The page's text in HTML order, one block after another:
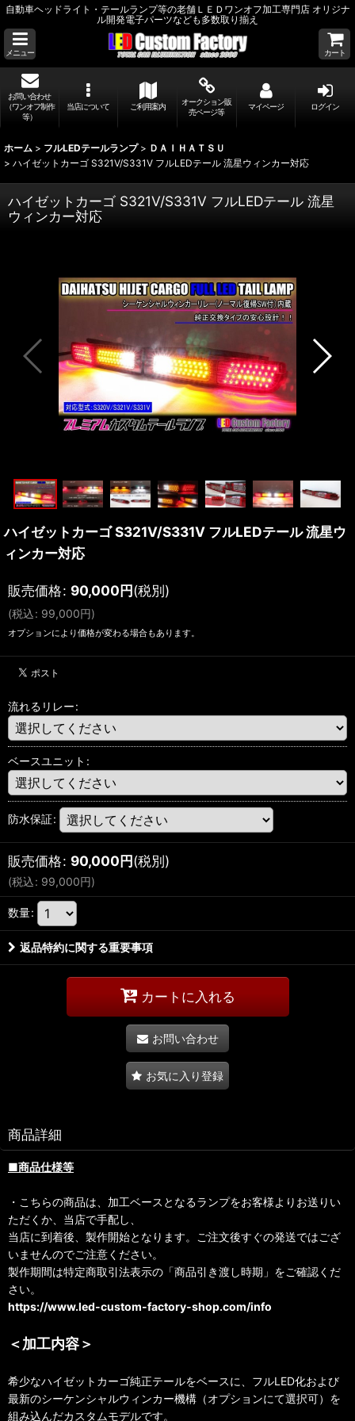
自動車ヘッドライト・テールランプ等の老舗ＬＥＤワンオフ加工専門店 オリジナ
ル開発電子パーツなども多数取り揃え
メニュー カート
お問い合わせ
（ワンオフ制作
等）
当店について ご利用案内
オークション販
売ページ等
マイページ ログイン
ホーム > フルLEDテールランプ > ＤＡＩＨＡＴＳＵ
> ハイゼットカーゴ S321V/S331V フルLEDテール 流星ウィンカー対応
ハイゼットカーゴ S321V/S331V フルLEDテール 流星
ウィンカー対応
ハイゼットカーゴ S321V/S331V フルLEDテール 流星ウ
ィンカー対応
販売価格: 90,000円(税別)
(税込: 99,000円)
オプションにより価格が変わる場合もあります。
流れるリレー:
ベースユニット :
防水保証:
販売価格: 90,000円(税別)
(税込: 99,000円)
数量:
返品特約に関する重要事項
カートに入れる
お問い合わせ
お気に入り登録
商品詳細
■商品仕様等
・こちらの商品は、加工ベースとなるランプをお客様よりお送りい
ただくか、当店で手配し、
当店に到着後、製作開始となります。ご注文後すぐの発送ではござ
いませんのでご注意ください。
製作期間は特定商取引法表示の「商品引き渡し時期」をご確認くだ
さい。
https://www.led-custom-factory-shop.com/info
＜加工内容＞
希少なハイゼットカーゴ純正テールをベースに、フルLED化および
最新のシーケンシャルウィンカー機構（オプションにて選択可）を
組み込んだカスタムモデルです。